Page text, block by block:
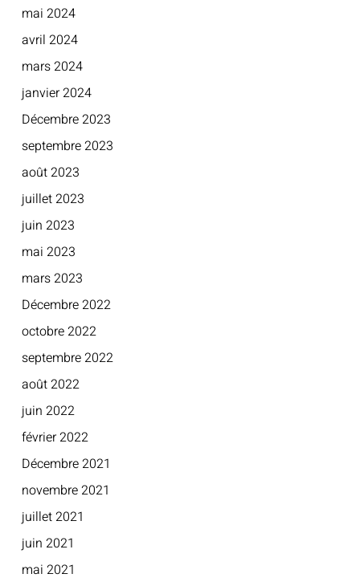
mai 2024
avril 2024
mars 2024
janvier 2024
Décembre 2023
septembre 2023
août 2023
juillet 2023
juin 2023
mai 2023
mars 2023
Décembre 2022
octobre 2022
septembre 2022
août 2022
juin 2022
février 2022
Décembre 2021
novembre 2021
juillet 2021
juin 2021
mai 2021